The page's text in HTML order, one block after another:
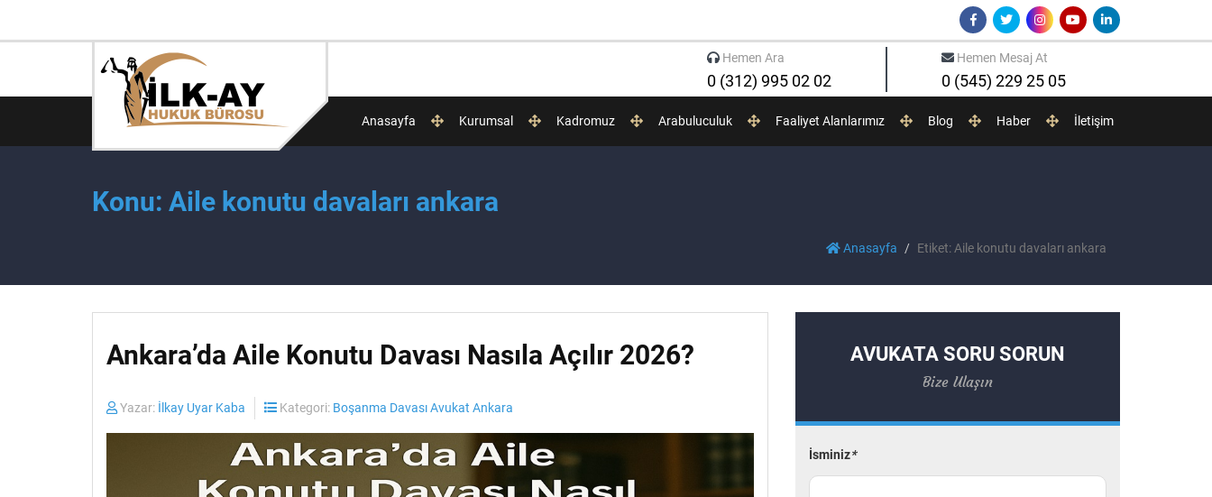
Hemen Ara
0 (312) 995 02 02
Hemen Mesaj At
0 (545) 229 25 05
Anasayfa Kurumsal Kadromuz Arabuluculuk Faaliyet Alanlarımız Blog Haber İletişim
Konu: Aile konutu davaları ankara
Anasayfa Etiket: Aile konutu davaları ankara
Ankara’da Aile Konutu Davası Nasıla Açılır 2026?
Yazar: İlkay Uyar Kaba Kategori: Boşanma Davası Avukat Ankara
AVUKATA SORU SORUN
Bize Ulaşın
İsminiz*